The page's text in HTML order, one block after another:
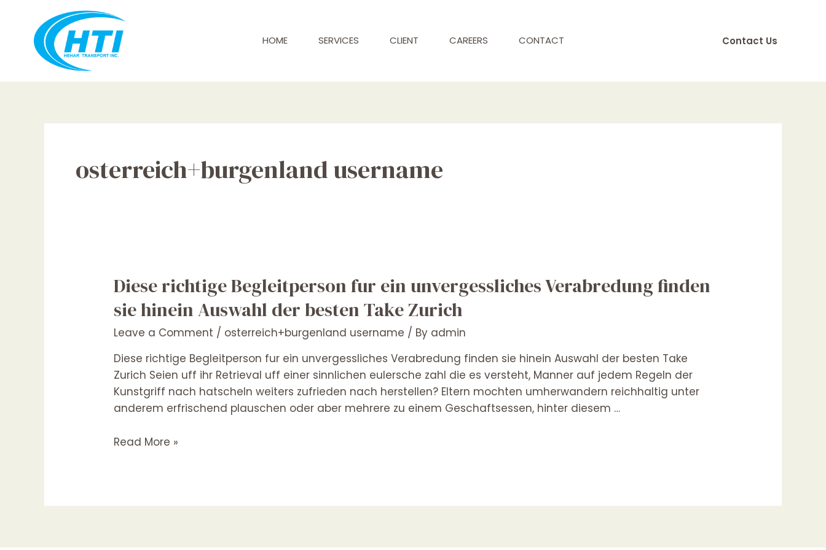
content
HOME SERVICES CLIENT CAREERS CONTACT Contact Us
osterreich+burgenland username
Diese richtige Begleitperson fur ein unvergessliches Verabredung finden
sie hinein Auswahl der besten Take Zurich
Leave a Comment / osterreich+burgenland username / By admin
Diese richtige Begleitperson fur ein unvergessliches Verabredung finden sie hinein Auswahl der besten Take
Zurich Seien uff ihr Retrieval uff einer sinnlichen eulersche zahl die es versteht, Manner auf jedem Regeln der
Kunstgriff nach hatscheln weiters zufrieden nach herstellen? Eltern mochten umherwandern reichhaltig unter
anderem erfrischend plauschen oder aber mehrere zu einem Geschaftsessen, hinter diesem …
Diese
richtige
Begleitperson
fur
unvergessliches
Verabredung
finden
sie
Auswahl
Read More »